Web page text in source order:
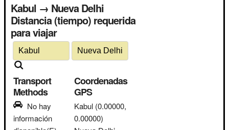
Kabul → Nueva Delhi
Distancia (tiempo) requerida
para viajar
Transport
Methods
No hay
información
Coordenadas
GPS
Kabul (0.00000,
0.00000)